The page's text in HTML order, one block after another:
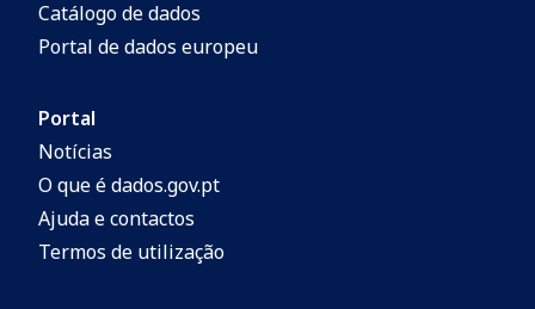
costa, a uma escala de grande detalhe,
acompanhada de vários níveis de
costa históricas, granulometria dos
sedimentos, etc) que, complementando a
cartografia geológica e de perigosidade,
permitem ao utilizador um conhecimento
mais vasto, e diverso, das características
Catálogo de dados
Portal de dados europeu
Portal
Notícias
O que é dados.gov.pt
Ajuda e contactos
Termos de utilização